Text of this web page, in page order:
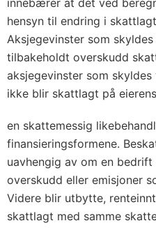
innebærer at det ved
hensyn til endring i
Aksjegevinster som
tilbakeholdt overskudd
aksjegevinster som
ikke blir skattlagt på
en skattemessig
finansieringsformene.
uavhengig av om en
overskudd eller emisjoner
Videre blir utbytte,
skattlagt med samme